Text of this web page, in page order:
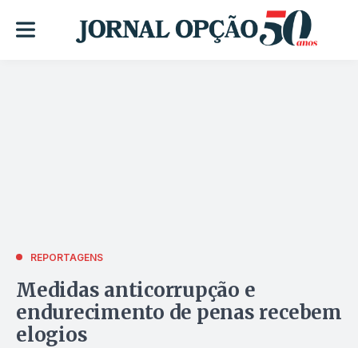
REPORTAGENS
Medidas anticorrupção e
endurecimento de penas recebem
elogios